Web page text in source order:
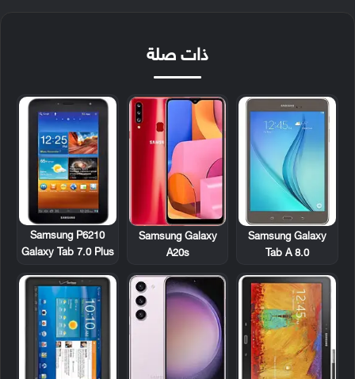
ذات صلة
Samsung Galaxy
Tab A 8.0
Samsung Galaxy
A20s
Samsung P6210
Galaxy Tab 7.0 Plus